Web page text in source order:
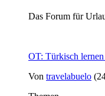
Das Forum für
OT: Türkisch
Von travelabuelo